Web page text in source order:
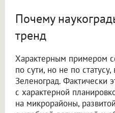
Почему
тренд
Характерным примером
по сути, но не по
Зеленоград. Фактически
с характерной
на микрорайоны,